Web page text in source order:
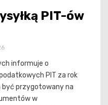
PIT-ów
informuje o
PIT za rok
być przygotowany na
w